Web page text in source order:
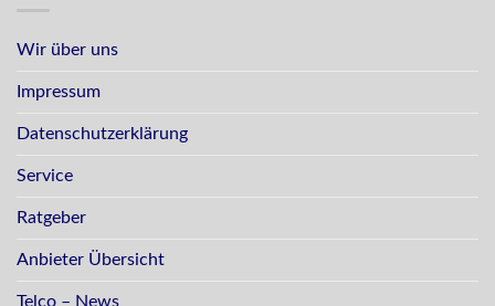
Wir über uns
Impressum
Datenschutzerklärung
Service
Ratgeber
Anbieter Übersicht
Telco – News